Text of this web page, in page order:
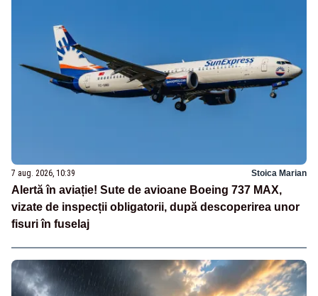
7 aug. 2026, 10:39 Stoica Marian
Alertă în aviație! Sute de avioane Boeing 737 MAX,
vizate de inspecții obligatorii, după descoperirea unor
fisuri în fuselaj